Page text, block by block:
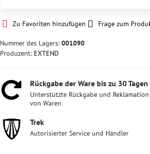
Zu Favoriten hinzufügen Frage zum
Nummer des Lagers: 001090
Produzent: EXTEND
Rückgabe der Ware bis zu 30 Tagen
Unterstützte Rückgabe und Reklamation
von Waren
Trek
Autorisierter Service und Händler